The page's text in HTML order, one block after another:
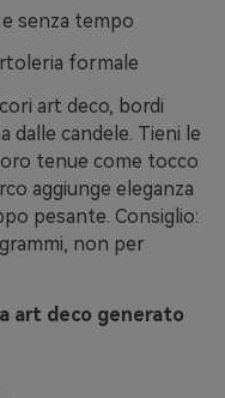
senza tempo
formale
art deco, bordi
dalle candele. Tieni le
tenue come tocco
aggiunge eleganza
pesante. Consiglio:
non per
art deco generato